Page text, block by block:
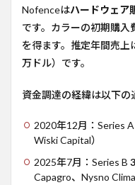
Nofenceはハードウェア
です。カラーの初期購
を得ます。推定年間売
万ドル）です。
資金調達の経緯は以下の
2020年12月：Series A
Wiski Capital）
2025年7月：Series B
Capagro、Nysno